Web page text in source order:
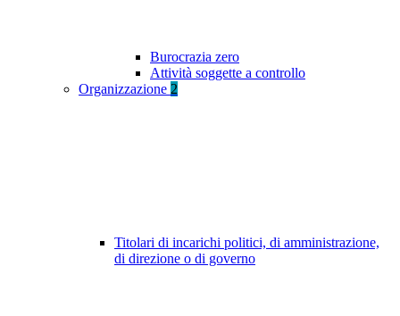
Burocrazia zero
Attività soggette a controllo
Organizzazione 2
Titolari di incarichi politici, di amministrazione,
di direzione o di governo